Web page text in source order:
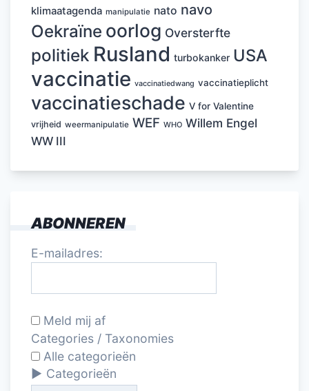
klimaatagenda manipulatie nato navo
Oekraïne oorlog Oversterfte
politiek Rusland turbokanker USA
vaccinatie vaccinatiedwang vaccinatieplicht
vaccinatieschade V for Valentine
vrijheid weermanipulatie WEF WHO Willem Engel
WW III
ABONNEREN
E-mailadres:
Meld mij af
Categories / Taxonomies
Alle categorieën
Categorieën